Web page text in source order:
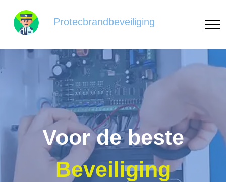
Protecbrandbeveiliging
Voor de beste
Beveiliging